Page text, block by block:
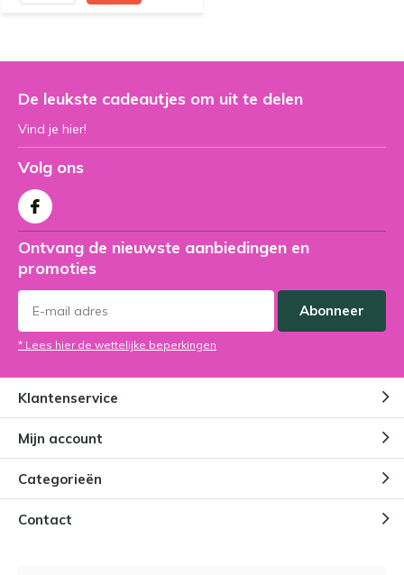
De leukste cadeautjes om uit te delen
Vind je hier!
Volg ons
Ontvang de nieuwste aanbiedingen en
promoties
Abonneer
* Lees hier de wettelijke beperkingen
Klantenservice
Mijn account
Categorieën
Contact